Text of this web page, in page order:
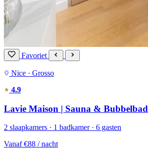
Favoriet
Nice · Grosso
4.9
Lavie Maison | Sauna & Bubbelbad
2 slaapkamers · 1 badkamer · 6 gasten
Vanaf €88 / nacht